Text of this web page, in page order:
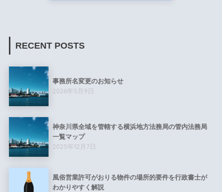
RECENT POSTS
事務所名変更のお知らせ
2026年5月9日
神奈川県全域を管轄する横浜地方法務局の管内法務局
一覧マップ
2025年12月7日
風俗営業許可がおりる物件の場所的要件を行政書士が
わかりやすく解説